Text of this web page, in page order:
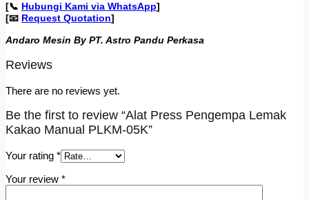
[📞 Hubungi Kami via WhatsApp]
[📧 Request Quotation]
Andaro Mesin By PT. Astro Pandu Perkasa
Reviews
There are no reviews yet.
Be the first to review “Alat Press Pengempa Lemak
Kakao Manual PLKM-05K”
Your rating *
Your review *